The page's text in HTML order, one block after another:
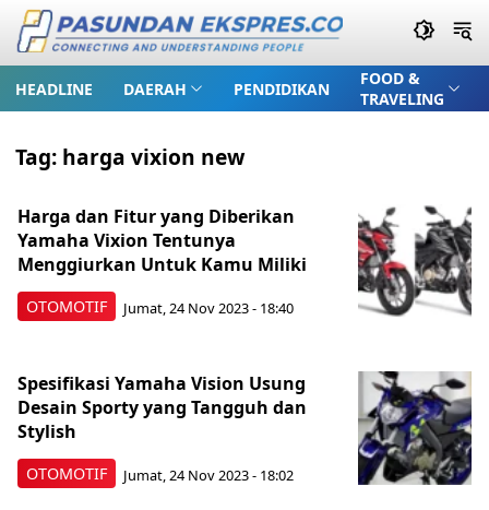
HEADLINE DAERAH PENDIDIKAN
FOOD &
TRAVELING
Tag: harga vixion new
OTOMOTIF
Harga dan Fitur yang Diberikan
Yamaha Vixion Tentunya
Menggiurkan Untuk Kamu Miliki
Jumat, 24 Nov 2023 - 18:40
OTOMOTIF
Spesifikasi Yamaha Vision Usung
Desain Sporty yang Tangguh dan
Stylish
Jumat, 24 Nov 2023 - 18:02